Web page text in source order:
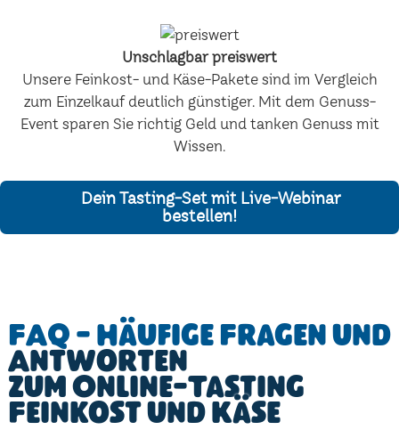
Unschlagbar preiswert
Unsere Feinkost- und Käse-Pakete sind im Vergleich
zum Einzelkauf deutlich günstiger. Mit dem Genuss-
Event sparen Sie richtig Geld und tanken Genuss mit
Wissen.
Dein Tasting-Set mit Live-Webinar
bestellen!
FAQ - Häufige Fragen und
Antworten
zum Online-Tasting
Feinkost und Käse